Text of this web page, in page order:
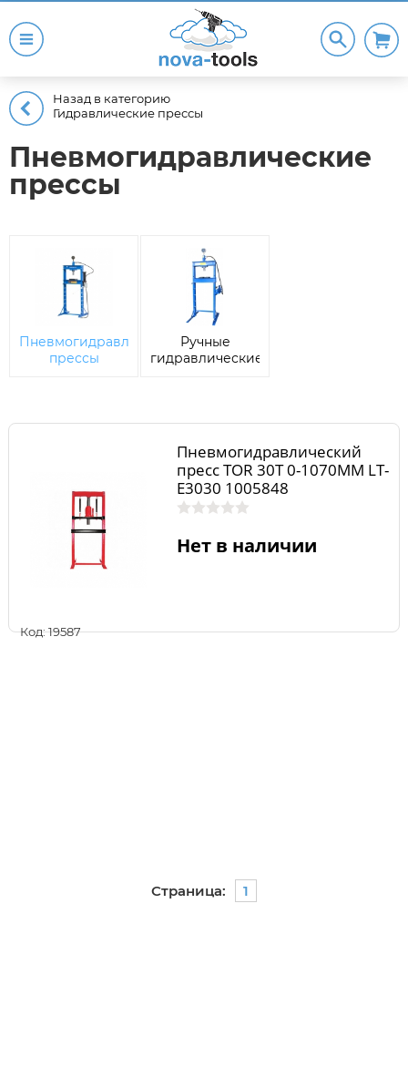
Назад в категорию
Гидравлические прессы
Пневмогидравлические
прессы
Пневмогидравлические
прессы
Ручные
гидравлические
Код: 19587
Пневмогидравлический
пресс TOR 30T 0-1070MM LT-
E3030 1005848
Нет в наличии
Страница: 1